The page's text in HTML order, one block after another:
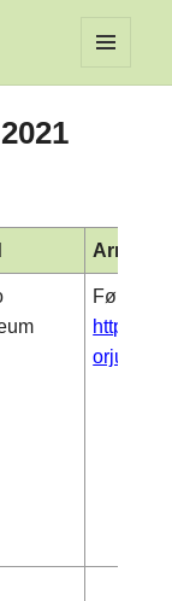
MENY
https://
orjulsdag